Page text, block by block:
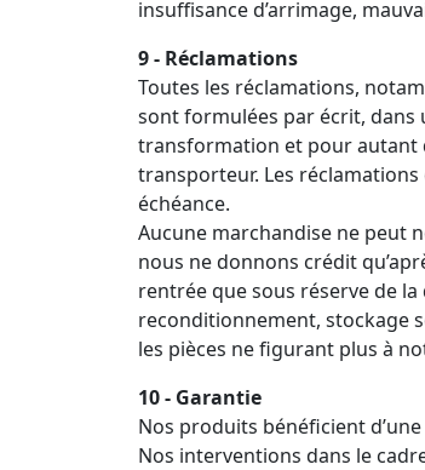
insuffisance d’arrimage,
9 - Réclamations
Toutes les réclamations,
sont formulées par écrit, dans
transformation et pour autant
transporteur. Les
échéance.
Aucune marchandise ne peut
nous ne donnons crédit
rentrée que sous réserve de
reconditionnement, stockage
les pièces ne figurant plus à
10 - Garantie
Nos produits bénéficient
Nos interventions dans le